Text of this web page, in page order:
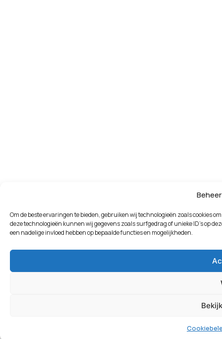
Om de beste ervaringen te bieden, gebruiken wij technologieën zoals cookies
deze technologieën kunnen wij gegevens zoals surfgedrag of unieke ID's op
een nadelige invloed hebben op bepaalde functies en mogelijkheden.